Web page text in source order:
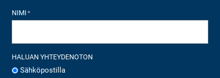
NIMI *
HALUAN YHTEYDENOTON
Sähköpostilla